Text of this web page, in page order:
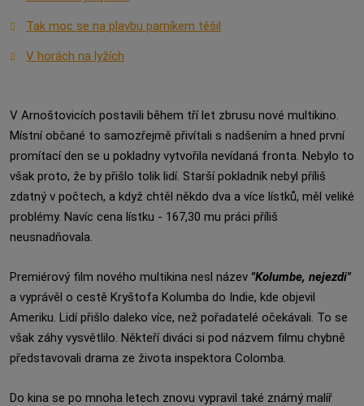
Tak moc se na plavbu parníkem těšil
V horách na lyžích
V Arnoštovicích postavili během tří let zbrusu nové multikino.
Místní občané to samozřejmě přivítali s nadšením a hned první
promítací den se u pokladny vytvořila nevídaná fronta. Nebylo to
však proto, že by přišlo tolik lidí. Starší pokladník nebyl příliš
zdatný v počtech, a když chtěl někdo dva a více lístků, měl veliké
problémy. Navíc cena lístku - 167,30 mu práci příliš
neusnadňovala.
Premiérový film nového multikina nesl název "Kolumbe, nejezdi"
a vyprávěl o cestě Kryštofa Kolumba do Indie, kde objevil
Ameriku. Lidí přišlo daleko více, než pořadatelé očekávali. To se
však záhy vysvětlilo. Někteří diváci si pod názvem filmu chybně
představovali drama ze života inspektora Colomba.
Do kina se po mnoha letech znovu vypravil také známý malíř